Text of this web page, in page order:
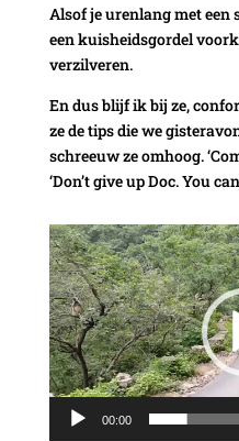
Alsof je urenlang met
een kuisheidsgordel
verzilveren.
En dus blijf ik bij ze,
ze de tips die we
schreeuw ze omhoog.
‘Don’t give up Doc. You
Videospeler
00:00